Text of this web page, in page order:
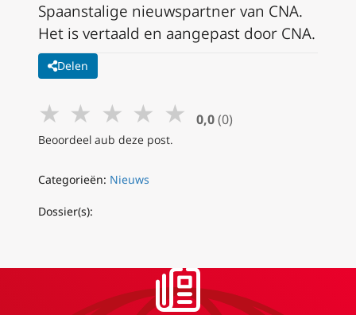
Spaanstalige nieuwspartner van CNA.
Het is vertaald en aangepast door CNA.
Delen
★ ★ ★ ★ ★ 0,0 (0)
Beoordeel aub deze post.
Categorieën: Nieuws
Dossier(s):